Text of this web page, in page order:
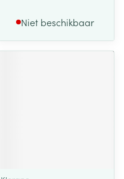
Niet beschikbaar